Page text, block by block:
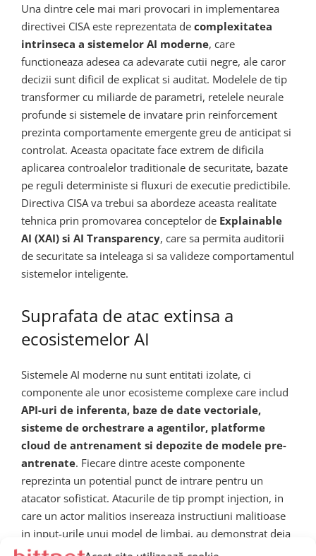
Una dintre cele mai mari provocari in implementarea
directivei CISA este reprezentata de complexitatea
intrinseca a sistemelor AI moderne, care
functioneaza adesea ca adevarate cutii negre, ale caror
decizii sunt dificil de explicat si auditat. Modelele de tip
transformer cu miliarde de parametri, retelele neurale
profunde si sistemele de invatare prin reinforcement
prezinta comportamente emergente greu de anticipat si
controlat. Aceasta opacitate face extrem de dificila
aplicarea controalelor traditionale de securitate, bazate
pe reguli deterministe si fluxuri de executie predictibile.
Directiva CISA va trebui sa abordeze aceasta realitate
tehnica prin promovarea conceptelor de Explainable
AI (XAI) si AI Transparency, care sa permita auditorii
de securitate sa inteleaga si sa valideze comportamentul
sistemelor inteligente.
Suprafata de atac extinsa a
ecosistemelor AI
Sistemele AI moderne nu sunt entitati izolate, ci
componente ale unor ecosisteme complexe care includ
API-uri de inferenta, baze de date vectoriale,
sisteme de orchestrare a agentilor, platforme
cloud de antrenament si depozite de modele pre-
antrenate. Fiecare dintre aceste componente
reprezinta un potential punct de intrare pentru un
atacator sofisticat. Atacurile de tip prompt injection, in
care un actor malitios insereaza instructiuni malitioase
in input-urile unui model de limbaj, au demonstrat deja
capacitatea de a subverti comportamentul intentionat al